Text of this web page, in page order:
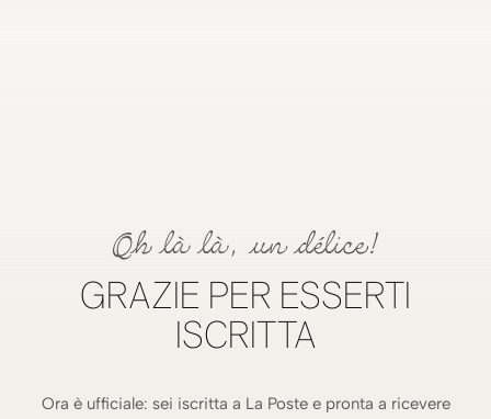
Oh là là, un délice!
GRAZIE PER ESSERTI
ISCRITTA
Ora è ufficiale: sei iscritta a La Poste e pronta a ricevere